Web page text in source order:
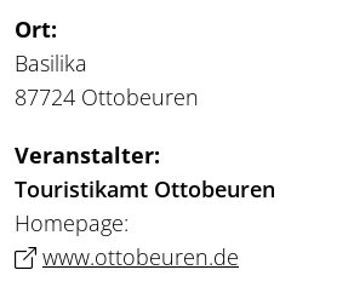
Ort:
Basilika
87724 Ottobeuren
Veranstalter:
Touristikamt Ottobeuren
Homepage:
www.ottobeuren.de